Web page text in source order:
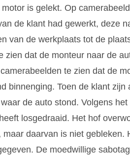
is gelekt. Op
de klant had gewerkt, deze
van de werkplaats tot de
dat de monteur naar de
te zien dat de
binnenging. Toen de klant zijn
de auto stond. Volgens het
losgedraaid. Het hof
daarvan is niet gebleken.
De moedwillige